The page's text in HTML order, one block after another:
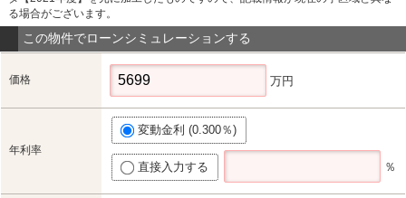
る場合がございます。
この物件でローンシミュレーションする
価格 万円
年利率
変動金利 (0.300％)
直接入力する ％